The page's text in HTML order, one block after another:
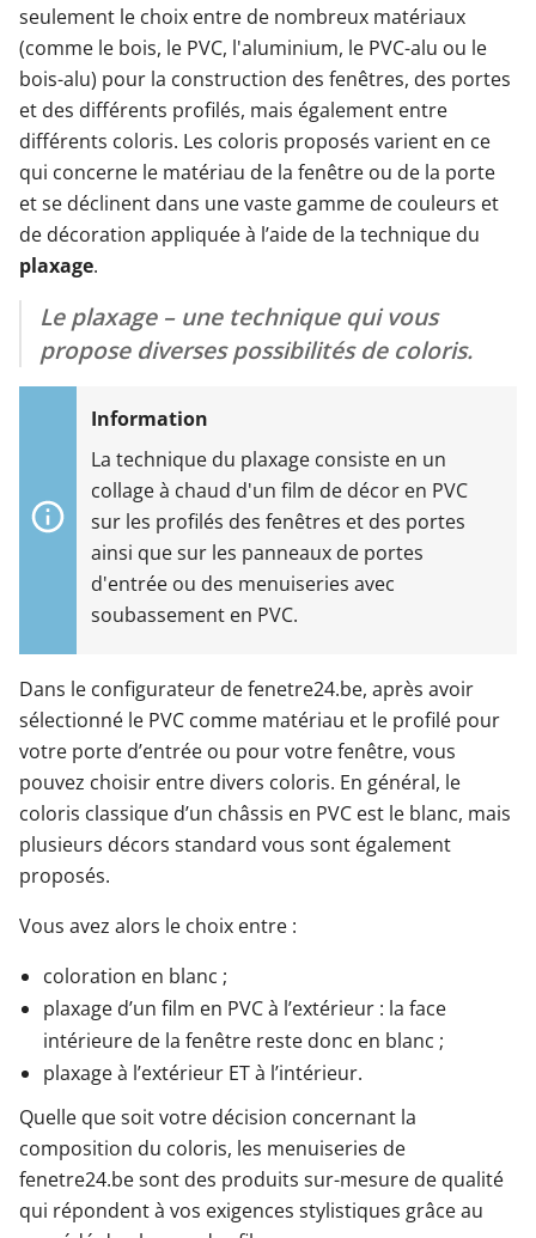
seulement le choix entre de nombreux matériaux
(comme le bois, le PVC, l'aluminium, le PVC-alu ou le
bois-alu) pour la construction des fenêtres, des portes
et des différents profilés, mais également entre
différents coloris. Les coloris proposés varient en ce
qui concerne le matériau de la fenêtre ou de la porte
et se déclinent dans une vaste gamme de couleurs et
de décoration appliquée à l’aide de la technique du
plaxage.
Le plaxage – une technique qui vous
propose diverses possibilités de coloris.
La technique du plaxage consiste en un
collage à chaud d'un film de décor en PVC
sur les profilés des fenêtres et des portes
ainsi que sur les panneaux de portes
d'entrée ou des menuiseries avec
soubassement en PVC.
Dans le configurateur de fenetre24.be, après avoir
sélectionné le PVC comme matériau et le profilé pour
votre porte d’entrée ou pour votre fenêtre, vous
pouvez choisir entre divers coloris. En général, le
coloris classique d’un châssis en PVC est le blanc, mais
plusieurs décors standard vous sont également
proposés.
Vous avez alors le choix entre :
coloration en blanc ;
plaxage d’un film en PVC à l’extérieur : la face
intérieure de la fenêtre reste donc en blanc ;
plaxage à l’extérieur ET à l’intérieur.
Quelle que soit votre décision concernant la
composition du coloris, les menuiseries de
fenetre24.be sont des produits sur-mesure de qualité
qui répondent à vos exigences stylistiques grâce au